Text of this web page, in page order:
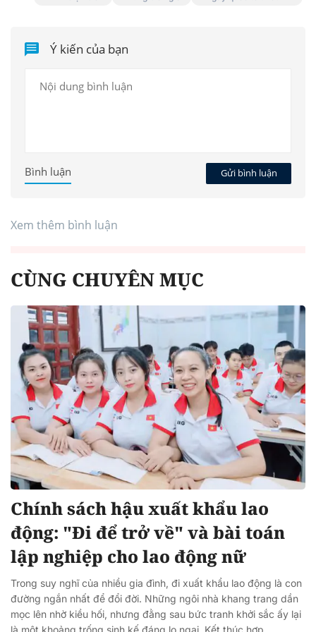
Ý kiến của bạn
Gửi bình luận
Bình luận
Xem thêm bình luận
CÙNG CHUYÊN MỤC
Chính sách hậu xuất khẩu lao
động: "Đi để trở về" và bài toán
lập nghiệp cho lao động nữ
Trong suy nghĩ của nhiều gia đình, đi xuất khẩu lao động là con
đường ngắn nhất để đổi đời. Những ngôi nhà khang trang dần
mọc lên nhờ kiều hối, nhưng đằng sau bức tranh khởi sắc ấy lại
là một khoảng trống sinh kế đáng lo ngại. Kết thúc hợp...